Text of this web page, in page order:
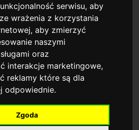
serwisu,aby
wrażenia z korzystania
,aby zmierzyć
naszymi
oraz
interakcje marketingowe,
reklamy które są dla
odpowiednie.
Zgoda